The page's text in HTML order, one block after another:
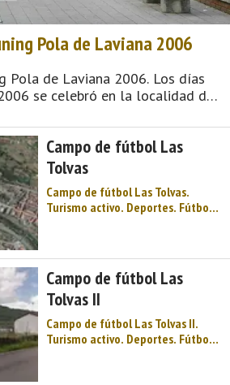
Pola de Laviana 2006
Pola de Laviana 2006. Los días
se celebró en la localidad de
La concentración contó con
Campo de fútbol Las
Tolvas
Campo de fútbol Las Tolvas.
Turismo activo. Deportes. Fútbol.
antigua vía romana y su
‘chalaneru' es conocido en el
mundo entero. Palacio Valdés la p
Campo de fútbol Las
Tolvas II
Campo de fútbol Las Tolvas II.
Turismo activo. Deportes. Fútbol.